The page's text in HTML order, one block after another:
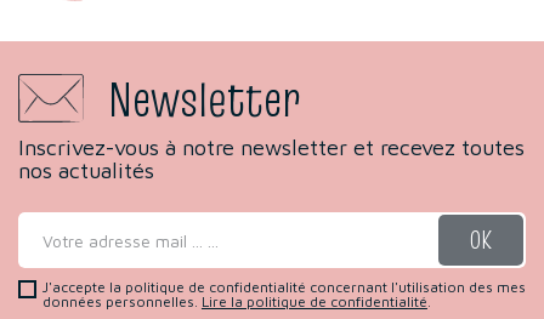
Newsletter
Inscrivez-vous à notre newsletter et recevez toutes
nos actualités
J'accepte la politique de confidentialité concernant l'utilisation des mes
données personnelles. Lire la politique de confidentialité.